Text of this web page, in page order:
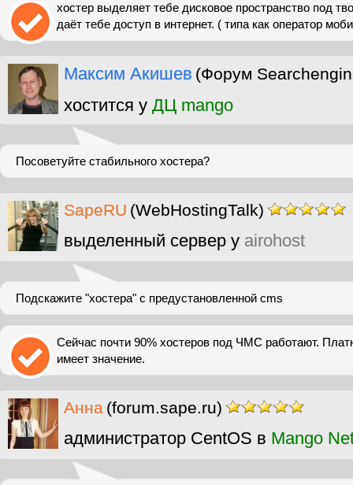
хостер выделяет тебе дисковое пространство под
даёт тебе доступ в интернет. ( типа как оператор
Максим Акишев (Форум
хостится у ДЦ mango
Посоветуйте стабильного хостера?
SapeRU (WebHostingTalk)
выделенный сервер у airohost
Подскажите "хостера" с предустановленной cms
Сейчас почти 90% хостеров под ЧМС работают.
имеет значение.
Анна (forum.sape.ru)
администратор CentOS в Mango